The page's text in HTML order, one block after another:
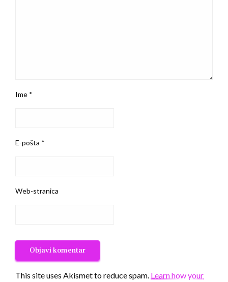
Ime *
E-pošta *
Web-stranica
This site uses Akismet to reduce spam. Learn how your